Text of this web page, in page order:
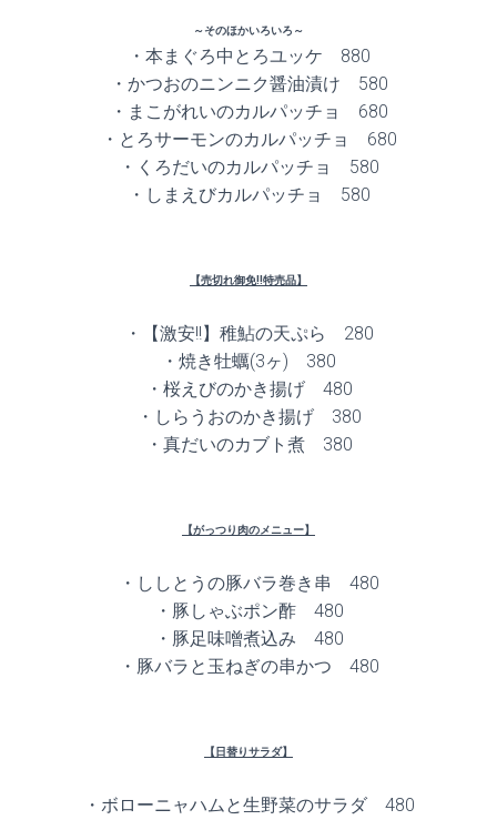
～そのほかいろいろ～
・本まぐろ中とろユッケ 880
・かつおのニンニク醤油漬け 580
・まこがれいのカルパッチョ 680
・とろサーモンのカルパッチョ 680
・くろだいのカルパッチョ 580
・しまえびカルパッチョ 580
【売切れ御免!!特売品】
・【激安!!】稚鮎の天ぷら 280
・焼き牡蠣(3ヶ) 380
・桜えびのかき揚げ 480
・しらうおのかき揚げ 380
・真だいのカブト煮 380
【がっつり肉のメニュー】
・ししとうの豚バラ巻き串 480
・豚しゃぶポン酢 480
・豚足味噌煮込み 480
・豚バラと玉ねぎの串かつ 480
【日替りサラダ】
・ボローニャハムと生野菜のサラダ 480